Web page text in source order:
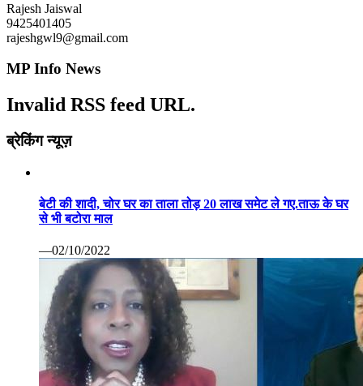
Rajesh Jaiswal
9425401405
rajeshgwl9@gmail.com
MP Info News
Invalid RSS feed URL.
ब्रेकिंग न्यूज़
बेटी की शादी, चोर घर का ताला तोड़ 20 लाख समेट ले गए.ताऊ के घर
से भी बटोरा माल
—02/10/2022